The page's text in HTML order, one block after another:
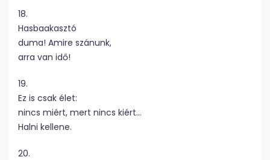
18.
Hasbaakasztó
duma! Amire szánunk,
arra van idő!
19.
Ez is csak élet:
nincs miért, mert nincs kiért…
Halni kellene.
20.